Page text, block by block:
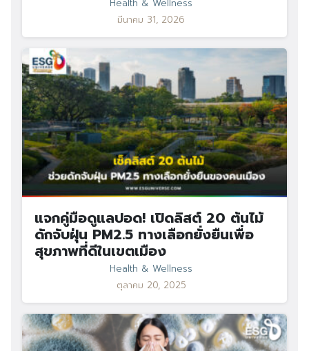
Health & Wellness
มีนาคม 31, 2026
แจกคู่มือดูแลปอด! เปิดลิสต์ 20 ต้นไม้
ดักจับฝุ่น PM2.5 ทางเลือกยั่งยืนเพื่อ
สุขภาพที่ดีในเขตเมือง
Health & Wellness
ตุลาคม 20, 2025